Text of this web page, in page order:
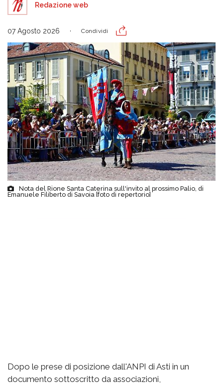
Redazione web
07 Agosto 2026 Condividi
Nota del Rione Santa Caterina sull'invito al prossimo Palio, di
Emanuele Filiberto di Savoia [foto di repertorio]
Dopo le prese di posizione dall'ANPI di Asti in un
documento sottoscritto da associazioni,